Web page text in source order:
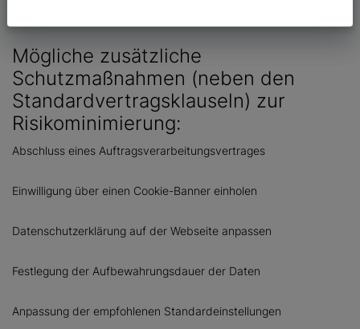
Mögliche zusätzliche
Schutzmaßnahmen (neben den
Standardvertragsklauseln) zur
Risikominimierung:
Abschluss eines Auftragsverarbeitungsvertrages
Einwilligung über einen Cookie-Banner einholen
Datenschutzerklärung auf der Webseite anpassen
Festlegung der Aufbewahrungsdauer der Daten
Anpassung der empfohlenen Standardeinstellungen